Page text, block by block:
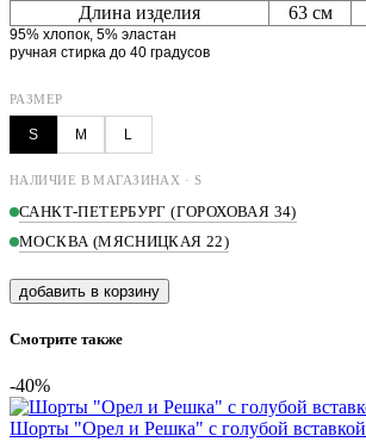
Длина изделия
63 см
95% хлопок, 5% эластан
ручная стирка до 40 градусов
РАЗМЕР
S M L
НАЛИЧИЕ В МАГАЗИНАХ · S
САНКТ-ПЕТЕРБУРГ (ГОРОХОВАЯ 34)
МОСКВА (МЯСНИЦКАЯ 22)
добавить в корзину
Смотрите также
-40%
Шорты "Орел и Решка" с голубой вставкой